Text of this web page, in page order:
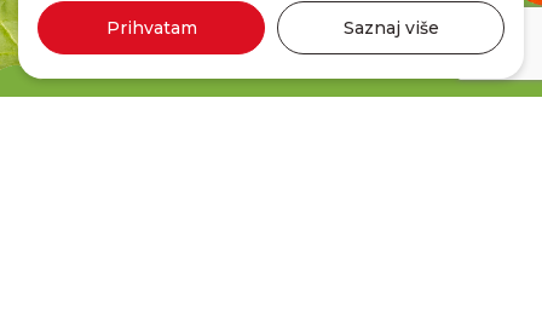
Prihvatam Saznaj više
Svinjski paprikaš 400g